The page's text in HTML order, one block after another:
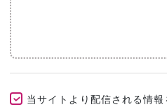
当サイトより配信される情